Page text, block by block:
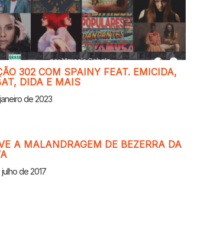
302 COM SPAINY FEAT. EMICIDA,
DIDA E MAIS
de 2023
A MALANDRAGEM DE BEZERRA DA
de 2017